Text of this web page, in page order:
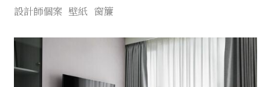
設計師個案 壁紙 窗簾